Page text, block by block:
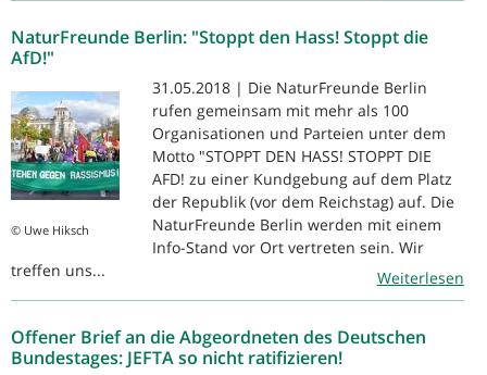
NaturFreunde Berlin: "Stoppt den Hass! Stoppt die
AfD!"
© Uwe Hiksch
31.05.2018 | Die NaturFreunde Berlin
rufen gemeinsam mit mehr als 100
Organisationen und Parteien unter dem
Motto "STOPPT DEN HASS! STOPPT DIE
AFD! zu einer Kundgebung auf dem Platz
der Republik (vor dem Reichstag) auf. Die
NaturFreunde Berlin werden mit einem
Info-Stand vor Ort vertreten sein. Wir
treffen uns...
Weiterlesen
Offener Brief an die Abgeordneten des Deutschen
Bundestages: JEFTA so nicht ratifizieren!